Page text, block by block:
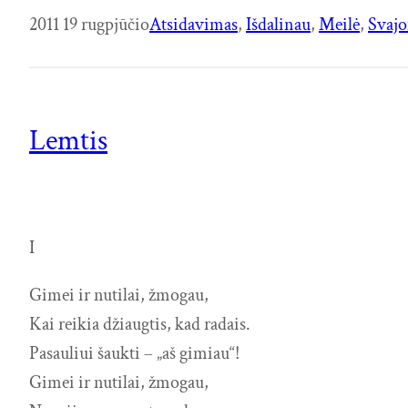
2011 19 rugpjūčioAtsidavimas, Išdalinau, Meilė,
Lemtis
I
Gimei ir nutilai, žmogau,
Kai reikia džiaugtis, kad radais.
Pasauliui šaukti – „aš gimiau“!
Gimei ir nutilai, žmogau,